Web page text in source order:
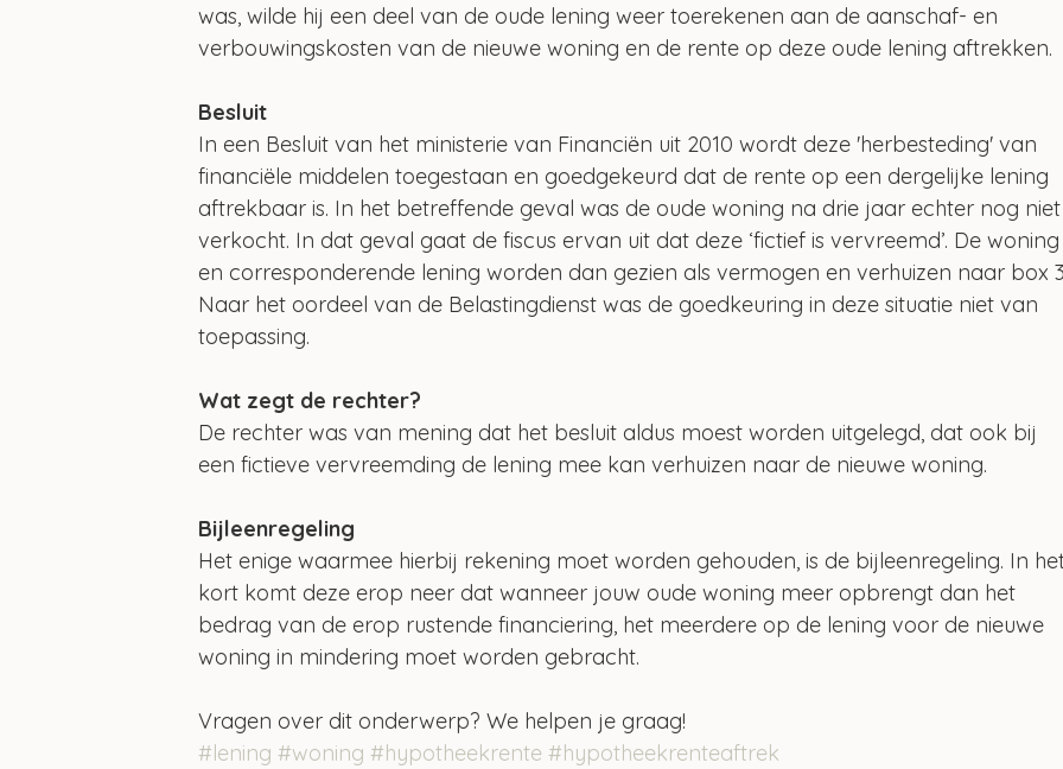
was, wilde hij een deel van de oude lening weer toerekenen aan de aanschaf- en
verbouwingskosten van de nieuwe woning en de rente op deze oude lening aftrekken.
Besluit
In een Besluit van het ministerie van Financiën uit 2010 wordt deze 'herbesteding' van
financiële middelen toegestaan en goedgekeurd dat de rente op een dergelijke lening
aftrekbaar is. In het betreffende geval was de oude woning na drie jaar echter nog
verkocht. In dat geval gaat de fiscus ervan uit dat deze ‘fictief is vervreemd’. De
en corresponderende lening worden dan gezien als vermogen en verhuizen naar box
Naar het oordeel van de Belastingdienst was de goedkeuring in deze situatie niet van
toepassing.
Wat zegt de rechter?
De rechter was van mening dat het besluit aldus moest worden uitgelegd, dat ook bij
een fictieve vervreemding de lening mee kan verhuizen naar de nieuwe woning.
Bijleenregeling
Het enige waarmee hierbij rekening moet worden gehouden, is de bijleenregeling. In
kort komt deze erop neer dat wanneer jouw oude woning meer opbrengt dan het
bedrag van de erop rustende financiering, het meerdere op de lening voor de nieuwe
woning in mindering moet worden gebracht.
Vragen over dit onderwerp? We helpen je graag!
#lening #woning #hypotheekrente #hypotheekrenteaftrek